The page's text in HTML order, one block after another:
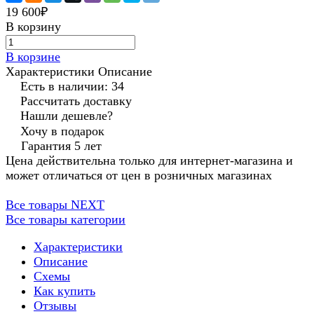
19 600₽
В корзину
В корзине
Характеристики Описание
Есть в наличии: 34
Рассчитать доставку
Нашли дешевле?
Хочу в подарок
Гарантия 5 лет
Цена действительна только для интернет-магазина и
может отличаться от цен в розничных магазинах
Все товары NEXT
Все товары категории
Характеристики
Описание
Схемы
Как купить
Отзывы